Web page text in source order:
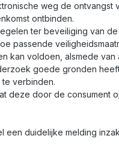
weg de ontvangst
ontbinden.
ter beveiliging van
passende
kan voldoen, alsmede
goede gronden
verbinden.
deze door de consument
duidelijke melding